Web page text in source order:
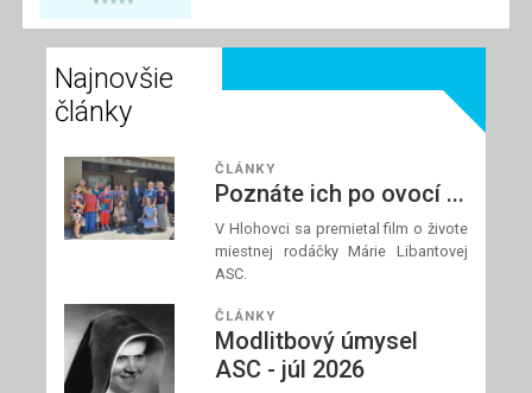
modliť za požehnané
zápasia s chorobou.
Prečítaj si článok
Najnovšie
články
ČLÁNKY
Poznáte ich po ovocí ...
V Hlohovci sa premietal film o živote
miestnej rodáčky Márie Libantovej
ASC.
ČLÁNKY
Modlitbový úmysel
ASC - júl 2026